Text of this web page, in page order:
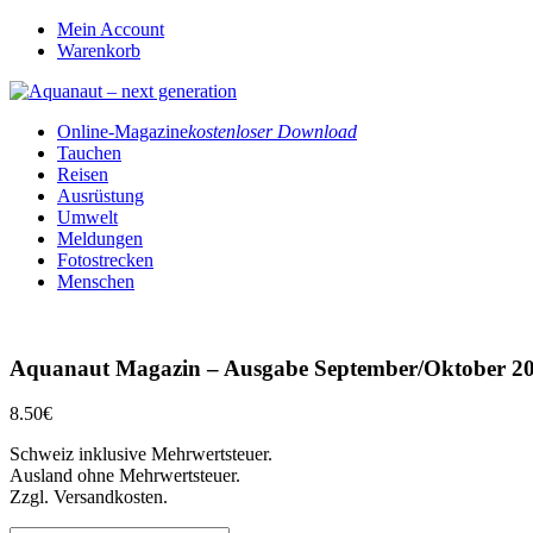
Mein Account
Warenkorb
Online-Magazinekostenloser Download
Tauchen
Reisen
Ausrüstung
Umwelt
Meldungen
Fotostrecken
Menschen
Aquanaut Magazin – Ausgabe September/Oktober
8.50€
Schweiz inklusive Mehrwertsteuer.
Ausland ohne Mehrwertsteuer.
Zzgl. Versandkosten.